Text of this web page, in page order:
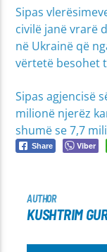
Sipas
civilë janë vrarë
në Ukrainë që
vërtetë besohet
Sipas agjencisë
milionë njerëz
shumë se 7,7
Share Viber
AUTHOR
KUSHTRIM